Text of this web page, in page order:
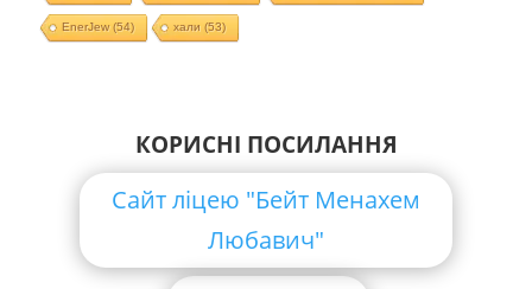
EnerJew(54) хали (53)
КОРИСНІ ПОСИЛАННЯ
Сайт ліцею "Бейт Менахем
Любавич"